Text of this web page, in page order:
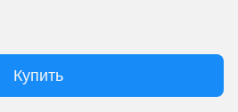
Купить